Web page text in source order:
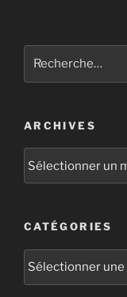
ARCHIVES
CATÉGORIES